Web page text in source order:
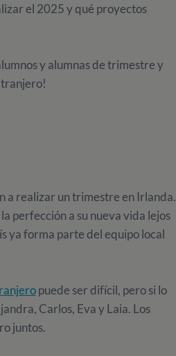
el 2025 y qué proyectos
y alumnas de trimestre y
a realizar un trimestre en Irlanda.
perfección a su nueva vida lejos
ya forma parte del equipo local
puede ser difícil, pero si lo
Carlos, Eva y Laia. Los
juntos.